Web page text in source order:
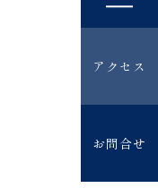
アクセス
お問合せ